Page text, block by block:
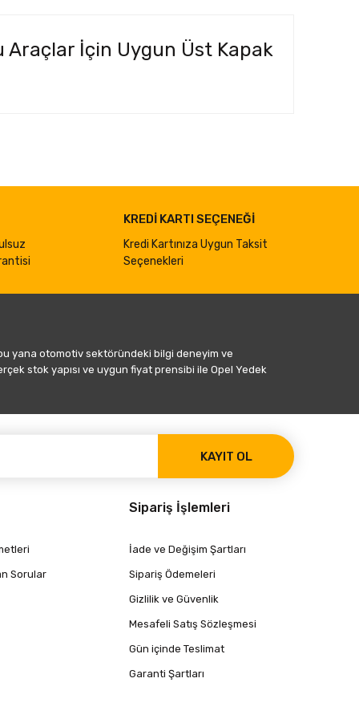
Araçlar İçin Uygun Üst Kapak
KREDİ KARTI SEÇENEĞİ
Kredi Kartınıza Uygun Taksit
Seçenekleri
yana otomotiv sektöründeki bilgi deneyim ve
stok yapısı ve uygun fiyat prensibi ile Opel Yedek
KAYIT OL
Sorular
Sipariş İşlemleri
İade ve Değişim Şartları
Sipariş Ödemeleri
Gizlilik ve Güvenlik
Mesafeli Satış Sözleşmesi
Gün içinde Teslimat
Garanti Şartları